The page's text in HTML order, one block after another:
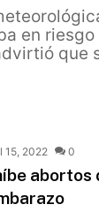
en
que
15, 2022 0
abortos